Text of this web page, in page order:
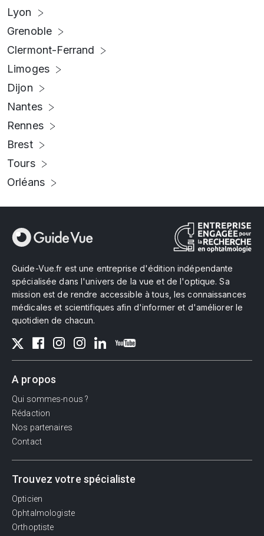
Lyon
Grenoble
Clermont-Ferrand
Limoges
Dijon
Nantes
Rennes
Brest
Tours
Orléans
Guide-Vue.fr est une entreprise d'édition indépendante
spécialisée dans l'univers de la vue et de l'optique. Sa
mission est de rendre accessible à tous, les connaissances
médicales et scientifiques afin d'informer et d'améliorer le
quotidien de chacun.
A propos
Qui sommes-nous ?
Rédaction
Nos partenaires
Contact
Trouvez votre spécialiste
Opticien
Ophtalmologiste
Orthoptiste